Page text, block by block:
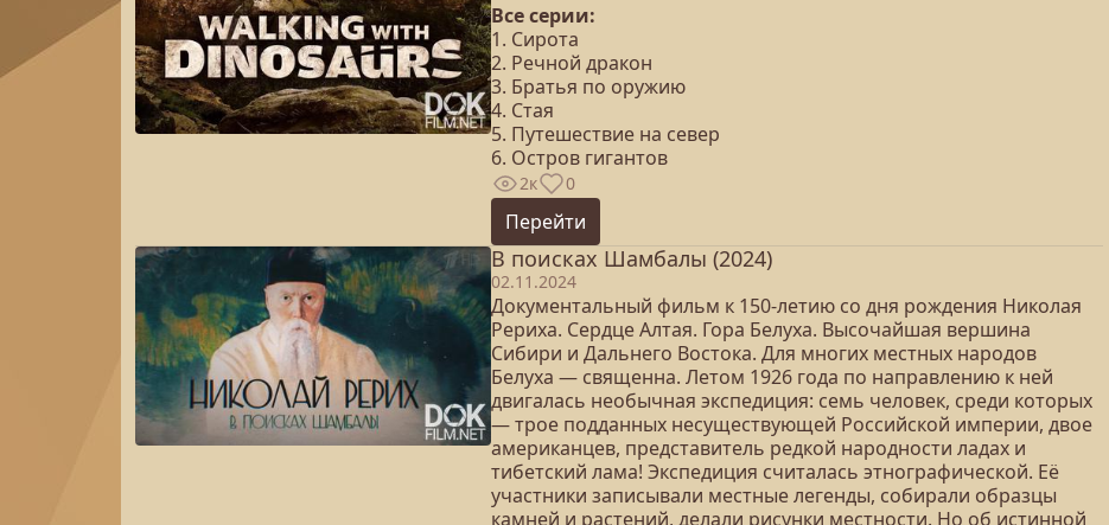
Все серии:
1. Сирота
2. Речной дракон
3. Братья по оружию
4. Стая
5. Путешествие на север
6. Остров гигантов
2к 0
Перейти
В поисках Шамбалы (2024)
02.11.2024
Документальный фильм к 150-летию со дня рождения Николая
Рериха. Сердце Алтая. Гора Белуха. Высочайшая вершина
Сибири и Дальнего Востока. Для многих местных народов
Белуха — священна. Летом 1926 года по направлению к ней
двигалась необычная экспедиция: семь человек, среди которых
— трое подданных несуществующей Российской империи, двое
американцев, представитель редкой народности ладах и
тибетский лама! Экспедиция считалась этнографической. Её
участники записывали местные легенды, собирали образцы
камней и растений, делали рисунки местности. Но об истинной